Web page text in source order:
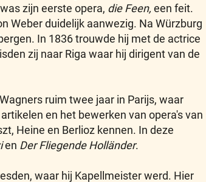
zijn eerste opera, die Feen, een feit.
Weber duidelijk aanwezig. Na Würzburg
In 1836 trouwde hij met de actrice
zij naar Riga waar hij dirigent van de
ruim twee jaar in Parijs, waar
en het bewerken van opera's van
Heine en Berlioz kennen. In deze
en Der Fliegende Holländer.
waar hij Kapellmeister werd. Hier